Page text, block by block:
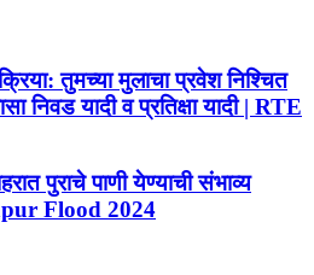
तुमच्या मुलाचा प्रवेश निश्चित
निवड यादी व प्रतिक्षा यादी | RTE
पुराचे पाणी येण्याची संभाव्य
Flood 2024